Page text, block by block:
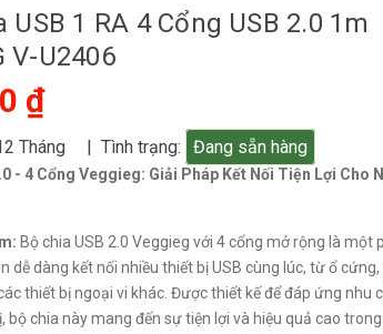
USB 1 RA 4 Cổng USB 2.0 1m
V-U2406
₫
Tháng | Tình trạng: Đang sẵn hàng
- 4 Cổng Veggieg: Giải Pháp Kết Nối Tiện Lợi Cho
Bộ chia USB 2.0 Veggieg với 4 cổng mở rộng là một
dễ dàng kết nối nhiều thiết bị USB cùng lúc, từ ổ
thiết bị ngoại vi khác. Được thiết kế để đáp ứng nhu
bộ chia này mang đến sự tiện lợi và hiệu quả cao